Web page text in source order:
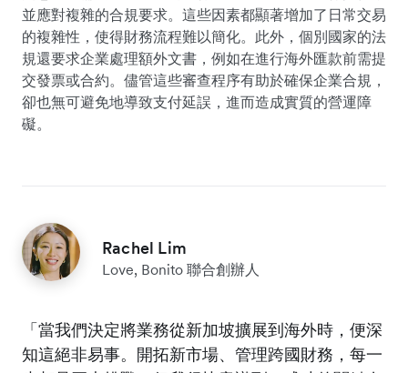
並應對複雜的合規要求。這些因素都顯著增加了日常交易
的複雜性，使得財務流程難以簡化。此外，個別國家的法
規還要求企業處理額外文書，例如在進行海外匯款前需提
交發票或合約。儘管這些審查程序有助於確保企業合規，
卻也無可避免地導致支付延誤，進而造成實質的營運障
礙。
Rachel Lim
Love, Bonito 聯合創辦人
「當我們決定將業務從新加坡擴展到海外時，便深
知這絕非易事。開拓新市場、管理跨國財務，每一